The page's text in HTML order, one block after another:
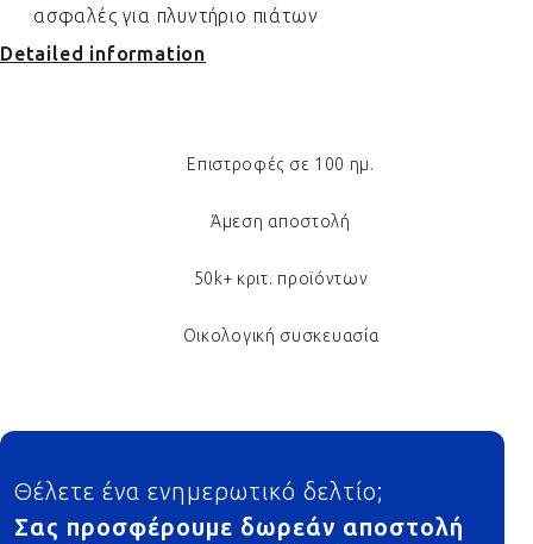
ασφαλές για πλυντήριο πιάτων
Detailed information
Επιστροφές σε 100 ημ.
Άμεση αποστολή
50k+ κριτ. προϊόντων
Οικολογική συσκευασία
Footer
Θέλετε ένα ενημερωτικό δελτίο;
Σας προσφέρουμε δωρεάν αποστολή